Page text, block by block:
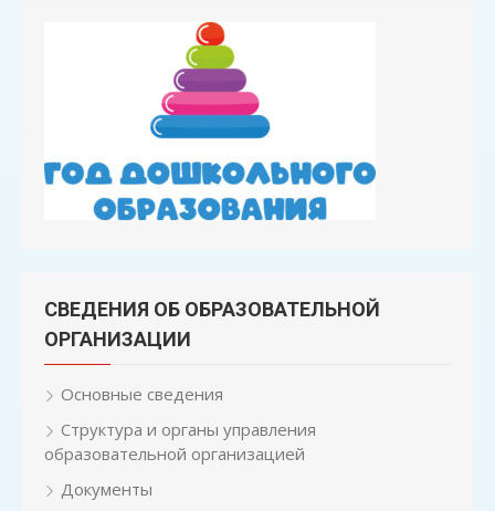
СВЕДЕНИЯ ОБ ОБРАЗОВАТЕЛЬНОЙ
ОРГАНИЗАЦИИ
Основные сведения
Структура и органы управления
образовательной организацией
Документы